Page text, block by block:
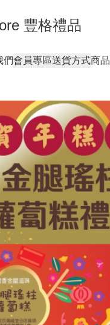
豐格禮品
們會員專區送貨方式商品